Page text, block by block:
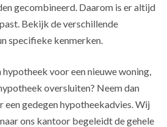
gecombineerd. Daarom is er altijd
Bekijk de verschillende
specifieke kenmerken.
hypotheek voor een nieuwe woning,
oversluiten? Neem dan
een gedegen hypotheekadvies. Wij
ons kantoor begeleidt de gehele